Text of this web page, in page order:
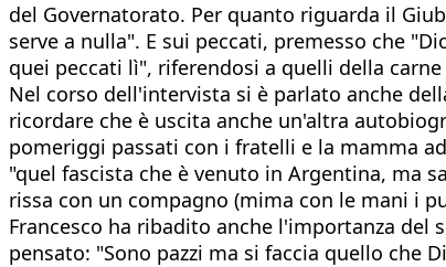
del Governatorato. Per quanto riguarda il
serve a nulla". E sui peccati, premesso che
quei peccati lì", riferendosi a quelli della
Nel corso dell'intervista si è parlato anche
ricordare che è uscita anche un'altra
pomeriggi passati con i fratelli e la mamma
"quel fascista che è venuto in Argentina, ma
rissa con un compagno (mima con le mani i
Francesco ha ribadito anche l'importanza del
pensato: "Sono pazzi ma si faccia quello che